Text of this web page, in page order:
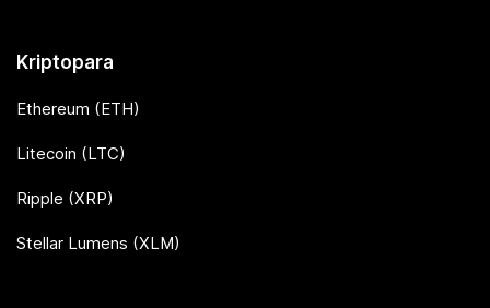
Kriptopara
Ethereum (ETH)
Litecoin (LTC)
Ripple (XRP)
Stellar Lumens (XLM)